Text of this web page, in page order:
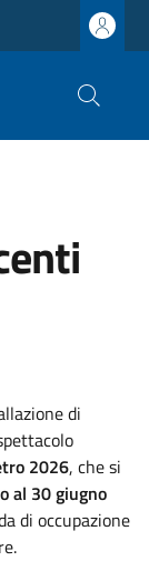
di
2026, che si
al 30 giugno
di occupazione